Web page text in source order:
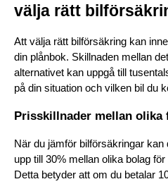
välja rätt
Att välja rätt bilförsäkring kan
din plånbok. Skillnaden mellan
alternativet kan uppgå till
på din situation och vilken bil du
Prisskillnader mellan olika
När du jämför bilförsäkringar
upp till 30% mellan olika bolag
Detta betyder att om du betalar